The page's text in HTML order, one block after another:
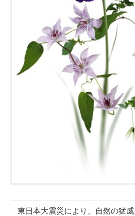
東日本大震災により、自然の猛